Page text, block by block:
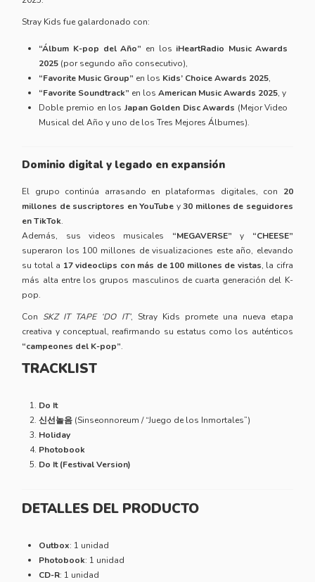
Stray Kids fue galardonado con:
“Álbum K-pop del Año” en los iHeartRadio Music Awards
2025 (por segundo año consecutivo),
“Favorite Music Group” en los Kids’ Choice Awards 2025,
“Favorite Soundtrack” en losAmerican Music Awards 2025, y
Doble premio en los Japan Golden Disc Awards (Mejor Video
Musical del Año y uno de los Tres Mejores Álbumes).
Dominio digital y legado en expansión
El grupo continúa arrasando en plataformas digitales, con 20
millones de suscriptores en YouTube y30 millones de seguidores
en TikTok.
Además, sus videos musicales “MEGAVERSE” y “CHEESE”
superaron los 100 millones de visualizaciones este año, elevando
su total a 17 videoclips con más de 100 millones de vistas, la cifra
más alta entre los grupos masculinos de cuarta generación del K-
pop.
Con SKZ IT TAPE ‘DO IT’, Stray Kids promete una nueva etapa
creativa y conceptual, reafirmando su estatus como los auténticos
“campeones del K-pop”.
TRACKLIST
Do It
신선놀음 (Sinseonnoreum / “Juego de los Inmortales”)
Holiday
Photobook
Do It (Festival Version)
DETALLES DEL PRODUCTO
Outbox: 1 unidad
Photobook: 1 unidad
CD-R: 1 unidad